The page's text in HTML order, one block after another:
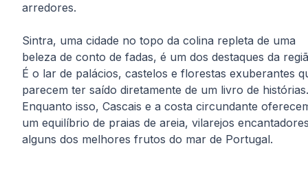
arredores.
Sintra, uma cidade no topo da colina repleta de uma
beleza de conto de fadas, é um dos destaques da
É o lar de palácios, castelos e florestas exuberantes
parecem ter saído diretamente de um livro de histórias.
Enquanto isso, Cascais e a costa circundante
um equilíbrio de praias de areia, vilarejos
alguns dos melhores frutos do mar de Portugal.